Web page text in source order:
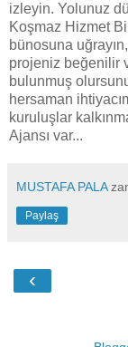
izleyin. Yolunuz
Koşmaz Hizmet
bünosuna
projeniz beğenilir
bulunmuş
hersaman
kuruluşlar
Ajansı var...
MUSTAFA PALA
Paylaş
‹